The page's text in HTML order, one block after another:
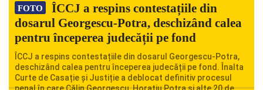
FOTO
ÎCCJ a respins contestațiile din
dosarul Georgescu-Potra, deschizând calea
pentru începerea judecății pe fond
ÎCCJ a respins contestațiile din dosarul Georgescu-Potra,
deschizând calea pentru începerea judecății pe fond. Înalta
Curte de Casație și Justiție a deblocat definitiv procesul
penal în care Călin Georgescu, Horațiu Potra și alte 20 de